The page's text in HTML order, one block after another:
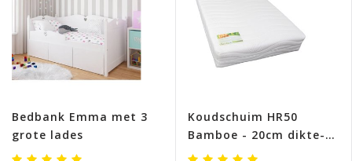
Bedbank Emma met 3
grote lades
Koudschuim HR50
Bamboe - 20cm dikte-
Medium/Stevig